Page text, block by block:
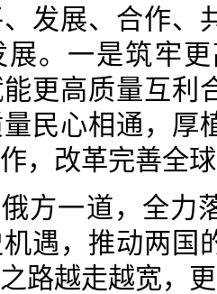
发展、合作、
展。一是筑牢
更高质量互利
民心相通，厚
，改革完善全
方一道，全力
遇，推动两国
路越走越宽，